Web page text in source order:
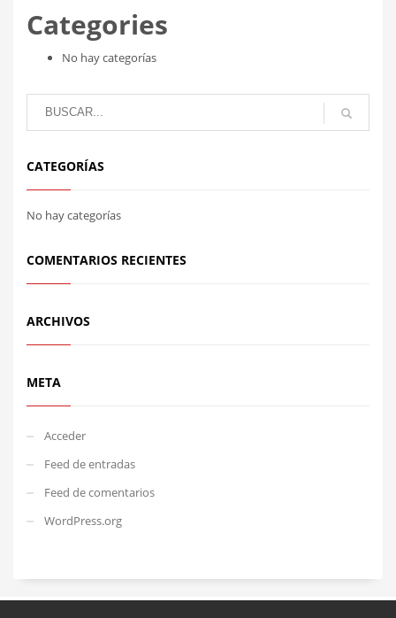
Categories
No hay categorías
CATEGORÍAS
No hay categorías
COMENTARIOS RECIENTES
ARCHIVOS
META
Acceder
Feed de entradas
Feed de comentarios
WordPress.org